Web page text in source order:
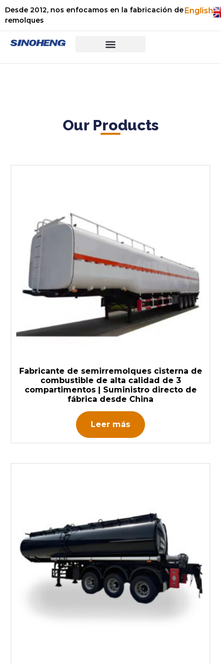
Desde 2012, nos enfocamos en la fabricación de
remolques
English
Our Products
Fabricante de semirremolques cisterna de
combustible de alta calidad de 3
compartimentos | Suministro directo de
fábrica desde China
Leer más